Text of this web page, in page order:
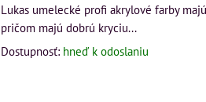
Lukas umelecké profi akrylové farby
pričom majú dobrú kryciu...
Dostupnosť: hneď k odoslaniu